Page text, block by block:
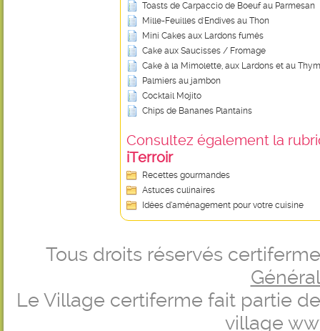
Toasts de Carpaccio de Boeuf au Parmesan
Mille-Feuilles d'Endives au Thon
Mini Cakes aux Lardons fumés
Cake aux Saucisses / Fromage
Cake à la Mimolette, aux Lardons et au Thym
Palmiers au jambon
Cocktail Mojito
Chips de Bananes Plantains
Consultez également la
iTerroir
Recettes gourmandes
Astuces culinaires
Idées d’aménagement pour votre cuisine
Tous droits réservés
Le Village certiferme fait partie
village